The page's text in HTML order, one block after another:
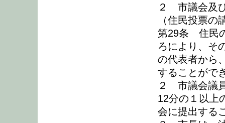
２ 市議会及
（住民投票の
第29条 住民
ろにより、そ
の代表者から
することがで
２ 市議会議
12分の１以上
会に提出する